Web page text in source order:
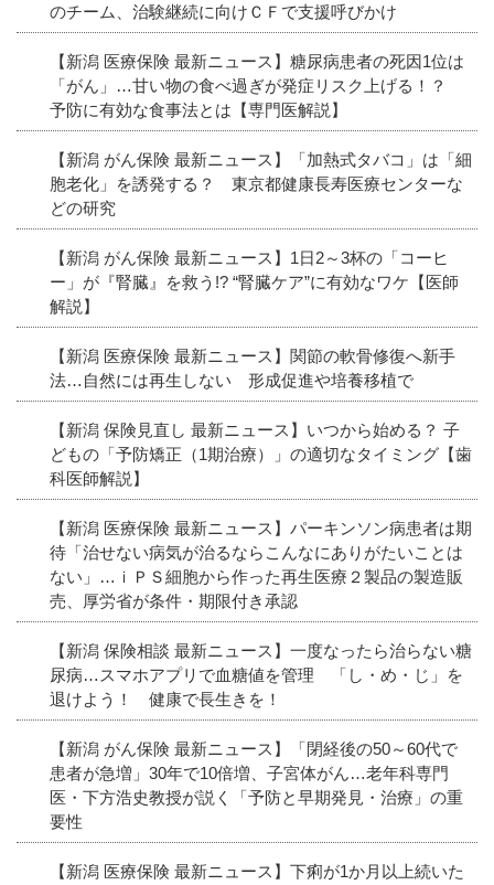
のチーム、治験継続に向けＣＦで支援呼びかけ
【新潟 医療保険 最新ニュース】糖尿病患者の死因1位は
「がん」…甘い物の食べ過ぎが発症リスク上げる！？
予防に有効な食事法とは【専門医解説】
【新潟 がん保険 最新ニュース】「加熱式タバコ」は「細
胞老化」を誘発する？ 東京都健康長寿医療センターな
どの研究
【新潟 がん保険 最新ニュース】1日2～3杯の「コーヒ
ー」が『腎臓』を救う!? “腎臓ケア”に有効なワケ【医師
解説】
【新潟 医療保険 最新ニュース】関節の軟骨修復へ新手
法…自然には再生しない 形成促進や培養移植で
【新潟 保険見直し 最新ニュース】いつから始める？ 子
どもの「予防矯正（1期治療）」の適切なタイミング【歯
科医師解説】
【新潟 医療保険 最新ニュース】パーキンソン病患者は期
待「治せない病気が治るならこんなにありがたいことは
ない」…ｉＰＳ細胞から作った再生医療２製品の製造販
売、厚労省が条件・期限付き承認
【新潟 保険相談 最新ニュース】一度なったら治らない糖
尿病…スマホアプリで血糖値を管理 「し・め・じ」を
退けよう！ 健康で長生きを！
【新潟 がん保険 最新ニュース】「閉経後の50～60代で
患者が急増」30年で10倍増、子宮体がん…老年科専門
医・下方浩史教授が説く「予防と早期発見・治療」の重
要性
【新潟 医療保険 最新ニュース】下痢が1か月以上続いた